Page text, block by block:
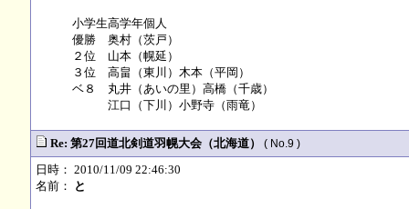
小学生高学年個人
優勝 奥村（茨戸）
２位 山本（幌延）
３位 高畠（東川）木本（平岡）
ベ８ 丸井（あいの里）高橋（千歳）
江口（下川）小野寺（雨竜）
Re: 第27回道北剣道羽幌大会（北海道） ( No.9 )
日時： 2010/11/09 22:46:30
名前：
と